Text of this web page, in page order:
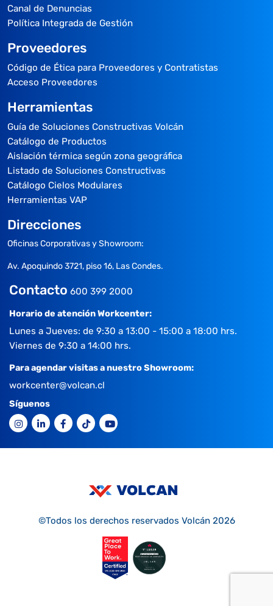
Canal de Denuncias
Política Integrada de Gestión
Proveedores
Código de Ética para Proveedores y Contratistas
Acceso Proveedores
Herramientas
Guía de Soluciones Constructivas Volcán
Catálogo de Productos
Aislación térmica según zona geográfica
Listado de Soluciones Constructivas
Catálogo Cielos Modulares
Herramientas VAP
Direcciones
Oficinas Corporativas y Showroom:
Av. Apoquindo 3721, piso 16, Las Condes.
Contacto 600 399 2000
Horario de atención Workcenter:
Lunes a Jueves: de 9:30 a 13:00 - 15:00 a 18:00 hrs.
Viernes de 9:30 a 14:00 hrs.
Para agendar visitas a nuestro Showroom:
workcenter@volcan.cl
Síguenos
©Todos los derechos reservados Volcán 2026